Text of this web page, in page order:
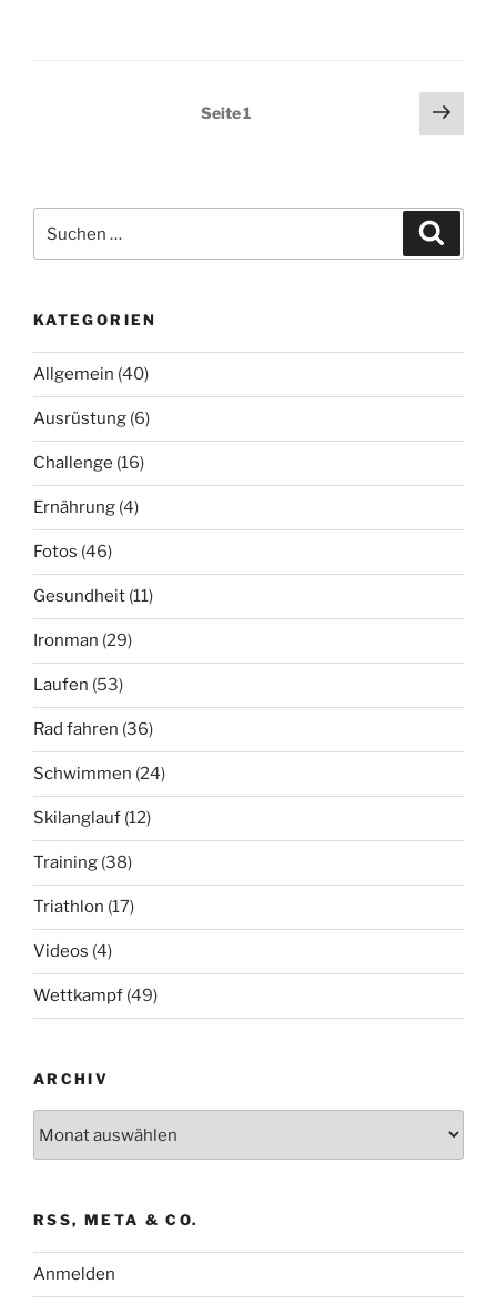
Seitennummerierung
Seite1
nach:
KATEGORIEN
Allgemein (40)
Ausrüstung (6)
Challenge (16)
Ernährung (4)
Fotos (46)
Gesundheit (11)
Ironman (29)
Laufen (53)
Rad fahren (36)
Schwimmen (24)
Skilanglauf (12)
Training (38)
Triathlon (17)
Videos (4)
Wettkampf (49)
ARCHIV
RSS, META & CO.
Anmelden